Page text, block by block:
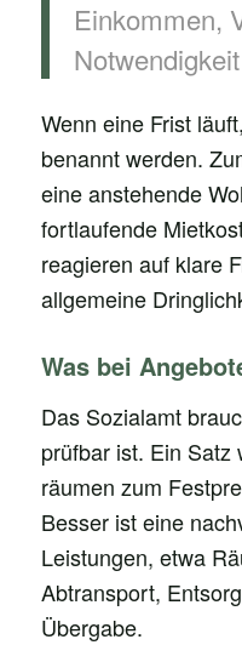
Einkommen,
Wenn eine Frist
benannt werden.
eine anstehende
fortlaufende
reagieren auf klare
allgemeine
Was bei
Das Sozialamt
prüfbar ist. Ein Satz
räumen zum
Besser ist eine
Leistungen, etwa
Abtransport,
Übergabe.